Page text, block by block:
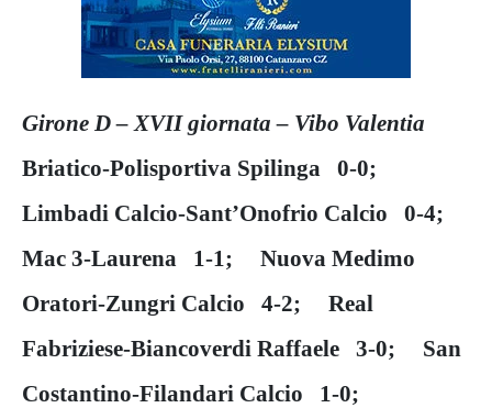
Girone D – XVII giornata – Vibo Valentia
Briatico-Polisportiva Spilinga 0-0;
Limbadi Calcio-Sant’Onofrio Calcio 0-4;
Mac 3-Laurena 1-1; Nuova Medimo
Oratori-Zungri Calcio 4-2; Real
Fabriziese-Biancoverdi Raffaele 3-0; San
Costantino-Filandari Calcio 1-0;